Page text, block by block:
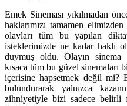
Emek Sineması yıkılmadan
haklarımızı tamamen
olayları tüm bu yapılan
isteklerimizde ne kadar haklı
duymuş oldu. Olayın sinema
kısaca tüm bu güzel
içerisine hapsetmek değil mi?
bulundurarak yalnızca
zihniyetiyle bizi sadece belirli